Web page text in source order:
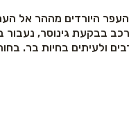
העפר היורדים מההר אל
בבקעת גינוסר,
ולעיתים בחיות בר.